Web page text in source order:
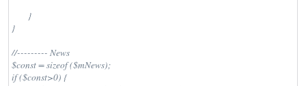
}
//--------- News
$const = sizeof ($mNews);
if ($const>0) {